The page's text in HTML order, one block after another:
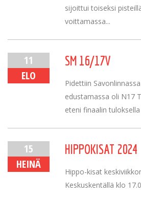
sijoittui toiseksi
voittamassa...
11
ELO
SM 16/17V
Pidettiin
edustamassa oli N17
eteni finaalin tuloksella
15
HEINÄ
HIPPOKISAT 2024
Hippo-kisat
Keskuskentällä klo